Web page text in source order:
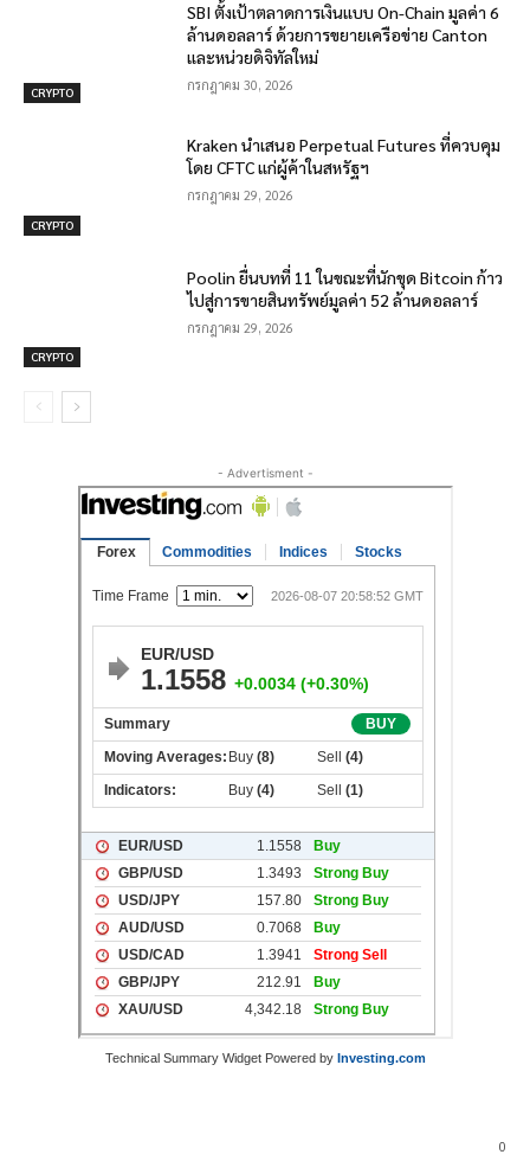
CRYPTO
SBI ตั้งเป้าตลาดการเงินแบบ On-Chain มูลค่า 6
ล้านดอลลาร์ ด้วยการขยายเครือข่าย Canton
และหน่วยดิจิทัลใหม่
กรกฎาคม 30, 2026
CRYPTO
Kraken นำเสนอ Perpetual Futures ที่ควบคุม
โดย CFTC แก่ผู้ค้าในสหรัฐฯ
กรกฎาคม 29, 2026
CRYPTO
Poolin ยื่นบทที่ 11 ในขณะที่นักขุด Bitcoin ก้าว
ไปสู่การขายสินทรัพย์มูลค่า 52 ล้านดอลลาร์
กรกฎาคม 29, 2026
- Advertisment -
Technical Summary Widget Powered by Investing.com
0